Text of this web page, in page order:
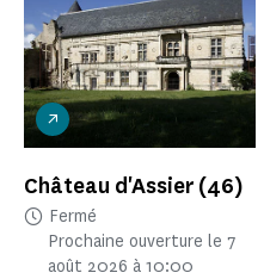
Château d'Assier (46)
Fermé
Prochaine ouverture le 7
août 2026 à 10:00